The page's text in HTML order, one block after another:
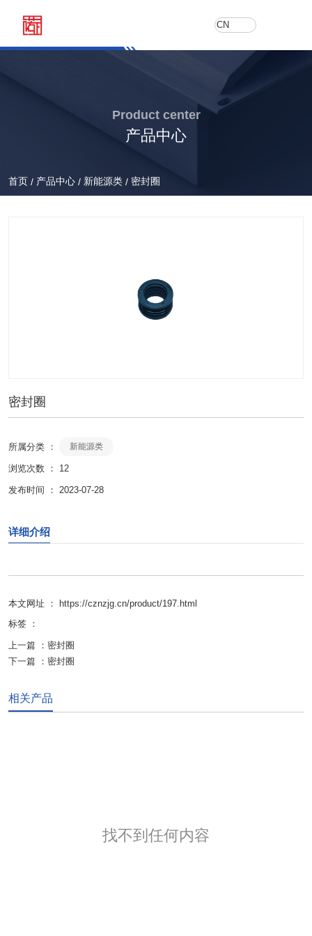
CN
Product center
产品中心
首页 / 产品中心 / 新能源类 / 密封圈
密封圈
所属分类 ： 新能源类
浏览次数 ： 12
发布时间 ： 2023-07-28
详细介绍
本文网址 ： https://cznzjg.cn/product/197.html
标签 ：
上一篇 ： 密封圈
下一篇 ： 密封圈
相关产品
找不到任何内容